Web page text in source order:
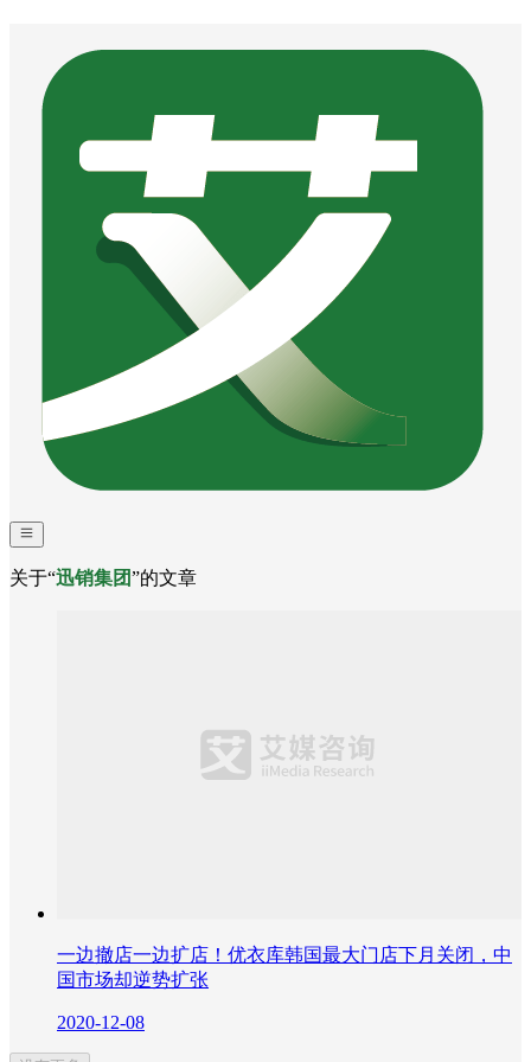
关于“迅销集团”的文章
一边撤店一边扩店！优衣库韩国最大门店下月关闭，中
国市场却逆势扩张
2020-12-08